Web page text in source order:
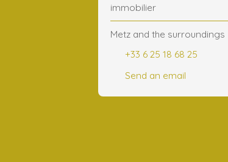
immobilier
Metz and the surroundings
+33 6 25 18 68 25
Send an email